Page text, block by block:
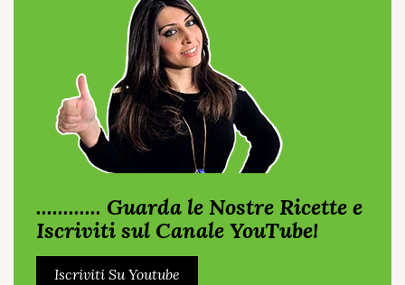
............ Guarda le Nostre Ricette e
Iscriviti sul Canale YouTube!
Iscriviti Su Youtube